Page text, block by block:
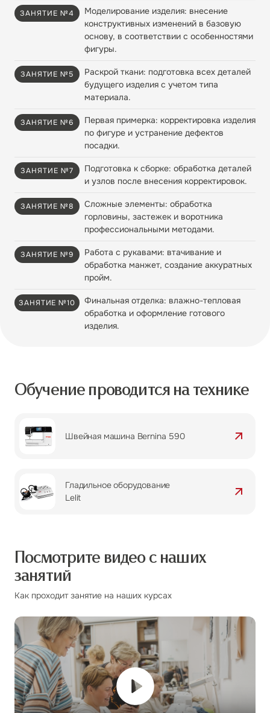
ЗАНЯТИЕ №4
Моделирование изделия: внесение
конструктивных изменений в базовую
основу, в соответствии с особенностями
фигуры.
ЗАНЯТИЕ №5
Раскрой ткани: подготовка всех деталей
будущего изделия с учетом типа
материала.
ЗАНЯТИЕ №6
Первая примерка: корректировка изделия
по фигуре и устранение дефектов
посадки.
ЗАНЯТИЕ №7
Подготовка к сборке: обработка деталей
и узлов после внесения корректировок.
ЗАНЯТИЕ №8
Сложные элементы: обработка
горловины, застежек и воротника
профессиональными методами.
ЗАНЯТИЕ №9
Работа с рукавами: втачивание и
обработка манжет, создание аккуратных
пройм.
ЗАНЯТИЕ №10
Финальная отделка: влажно-тепловая
обработка и оформление готового
изделия.
Обучение проводится на технике
Швейная машина Bernina 590
Гладильное оборудование
Lelit
Посмотрите видеос наших
занятий
Как проходит занятие на наших курсах